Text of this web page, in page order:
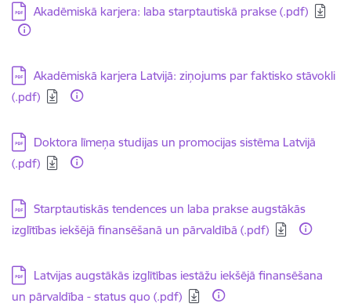
Lejupielādēt:
Akadēmiskā karjera: laba starptautiskā prakse (.pdf)
Lejupielādēt:
Akadēmiskā karjera Latvijā: ziņojums par faktisko stāvokli
(.pdf)
Lejupielādēt:
Doktora līmeņa studijas un promocijas sistēma Latvijā
(.pdf)
Lejupielādēt:
Starptautiskās tendences un laba prakse augstākās
izglītības iekšējā finansēšanā un pārvaldībā (.pdf)
Lejupielādēt:
Latvijas augstākās izglītības iestāžu iekšējā finansēšana
un pārvaldība - status quo (.pdf)